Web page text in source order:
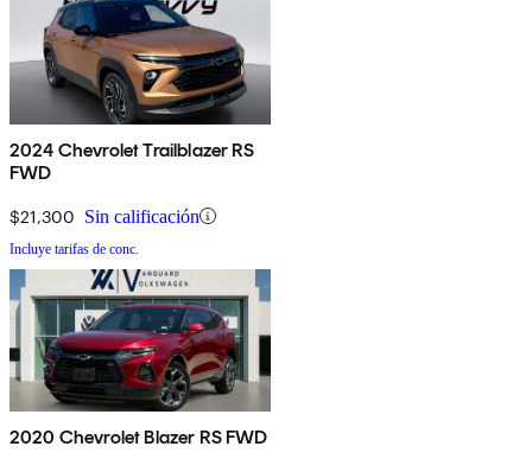
2024 Chevrolet Trailblazer RS
FWD
$21,300 Sin calificación
Incluye tarifas de conc.
2020 Chevrolet Blazer RS FWD